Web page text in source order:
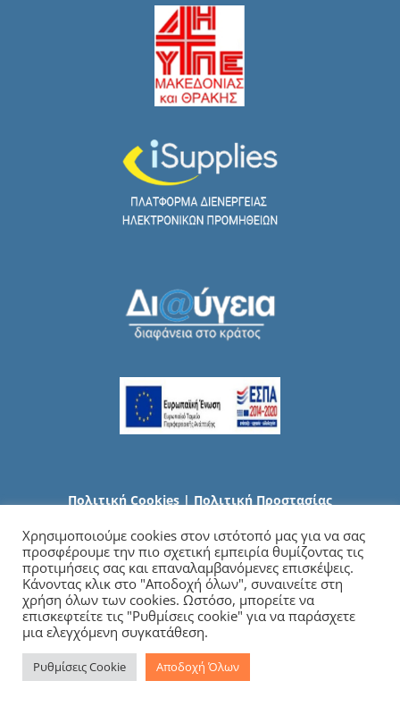
Πολιτική Cookies | Πολιτική Προστασίας
Copyright2026 Γενικό Νοσοκομείο Χαλκιδικής | All Rights Reserved |
Developed byiSmart
Χρησιμοποιούμε cookies στον ιστότοπό μας για να σας
προσφέρουμε την πιο σχετική εμπειρία θυμίζοντας τις
προτιμήσεις σας και επαναλαμβανόμενες επισκέψεις.
Κάνοντας κλικ στο "Αποδοχή όλων", συναινείτε στη
χρήση όλων των cookies. Ωστόσο, μπορείτε να
επισκεφτείτε τις "Ρυθμίσεις cookie" για να παράσχετε
μια ελεγχόμενη συγκατάθεση.
Ρυθμίσεις Cookie Αποδοχή Όλων